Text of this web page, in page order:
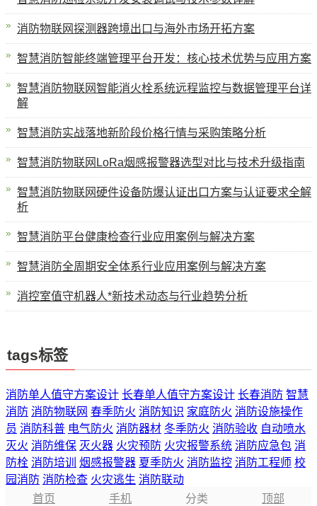
消防物联网探测器跨境出口与海外市场开拓方案
智慧消防智能终端管理平台开发：核心技术优势与应用方案
智慧消防物联网智能消火栓系统远程监控与数据管理平台详
解
智慧消防实战落地新阶段价格行情与采购策略分析
智慧消防物联网LoRa烟感报警器选型对比与技术升级指南
智慧消防物联网硬件设备防爆认证出口方案与认证要求全解
析
智慧消防平台健康检查行业应用案例与解决方案
智慧消防全周期安全体系行业应用案例与解决方案
消控室值守机器人*新技术动态与行业趋势分析
tags标签
消防单人值守方案设计 长春单人值守方案设计 长春消防 智慧
消防 消防物联网 春季防火 消防知识 家庭防火 消防设施操作
员 消防科普 电气防火 消防器材 冬季防火 消防验收 自动喷水
灭火 消防维保 灭火器 火灾预防 火灾报警系统 消防应急包 消
防栓 消防培训 烟感报警器 夏季防火 消防监控 消防工程师 校
园消防 消防检查 火灾逃生 消防联动
首页
手机 分类 顶部